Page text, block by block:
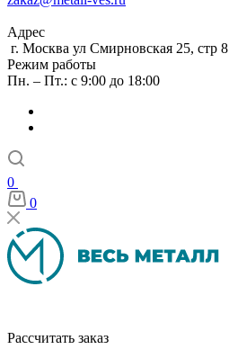
Адрес
г. Москва ул Смирновская 25, стр 8
Режим работы
Пн. – Пт.: с 9:00 до 18:00
0
0
Рассчитать заказ